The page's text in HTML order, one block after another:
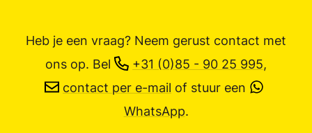
Heb je een vraag? Neem gerust contact met
ons op. Bel +31 (0)85 - 90 25 995,
contact per e-mail of stuur een
WhatsApp.